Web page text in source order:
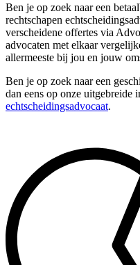
Ben je op zoek naar een
rechtschapen
verscheidene offertes via
advocaten met elkaar
allermeeste bij jou en jouw
Ben je op zoek naar een
dan eens op onze uitgebreide
echtscheidingsadvocaat.